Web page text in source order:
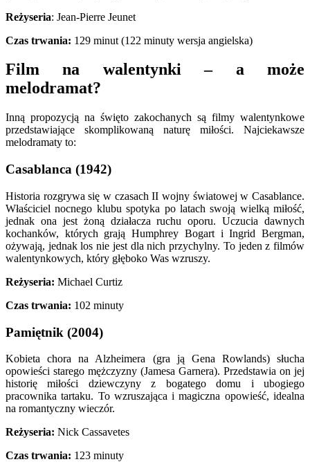
Reżyseria: Jean-Pierre Jeunet
Czas trwania: 129 minut (122 minuty wersja angielska)
Film na walentynki – a może
melodramat?
Inną propozycją na święto zakochanych są filmy walentynkowe
przedstawiające skomplikowaną naturę miłości. Najciekawsze
melodramaty to:
Casablanca (1942)
Historia rozgrywa się w czasach II wojny światowej w Casablance.
Właściciel nocnego klubu spotyka po latach swoją wielką miłość,
jednak ona jest żoną działacza ruchu oporu. Uczucia dawnych
kochanków, których grają Humphrey Bogart i Ingrid Bergman,
ożywają, jednak los nie jest dla nich przychylny. To jeden z filmów
walentynkowych, który głęboko Was wzruszy.
Reżyseria: Michael Curtiz
Czas trwania: 102 minuty
Pamiętnik (2004)
Kobieta chora na Alzheimera (gra ją Gena Rowlands) słucha
opowieści starego mężczyzny (Jamesa Garnera). Przedstawia on jej
historię miłości dziewczyny z bogatego domu i ubogiego
pracownika tartaku. To wzruszająca i magiczna opowieść, idealna
na romantyczny wieczór.
Reżyseria: Nick Cassavetes
Czas trwania: 123 minuty